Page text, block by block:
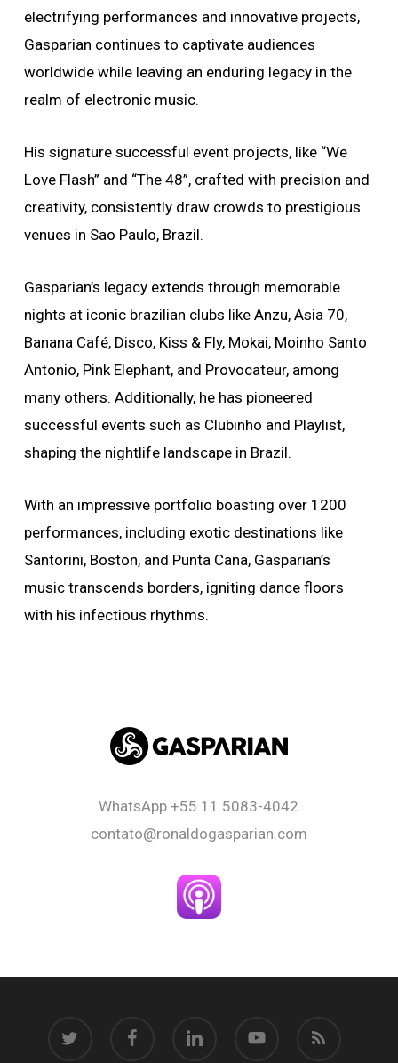
electrifying performances and innovative projects,
Gasparian continues to captivate audiences
worldwide while leaving an enduring legacy in the
realm of electronic music.
His signature successful event projects, like “We
Love Flash” and “The 48”, crafted with precision and
creativity, consistently draw crowds to prestigious
venues in Sao Paulo, Brazil.
Gasparian’s legacy extends through memorable
nights at iconic brazilian clubs like Anzu, Asia 70,
Banana Café, Disco, Kiss & Fly, Mokai, Moinho Santo
Antonio, Pink Elephant, and Provocateur, among
many others. Additionally, he has pioneered
successful events such as Clubinho and Playlist,
shaping the nightlife landscape in Brazil.
With an impressive portfolio boasting over 1200
performances, including exotic destinations like
Santorini, Boston, and Punta Cana, Gasparian’s
music transcends borders, igniting dance floors
with his infectious rhythms.
WhatsApp+55 11 5083-4042
contato@ronaldogasparian.com